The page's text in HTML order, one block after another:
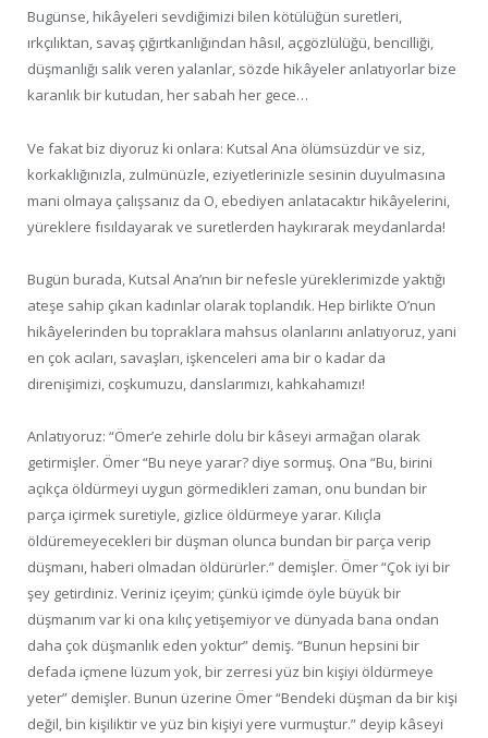
Bugünse, hikâyeleri sevdiğimizi bilen kötülüğün suretleri,
ırkçılıktan, savaş çığırtkanlığından hâsıl, açgözlülüğü, bencilliği,
düşmanlığı salık veren yalanlar, sözde hikâyeler anlatıyorlar bize
karanlık bir kutudan, her sabah her gece…
Ve fakat biz diyoruz ki onlara: Kutsal Ana ölümsüzdür ve siz,
korkaklığınızla, zulmünüzle, eziyetlerinizle sesinin duyulmasına
mani olmaya çalışsanız da O, ebediyen anlatacaktır hikâyelerini,
yüreklere fısıldayarak ve suretlerden haykırarak meydanlarda!
Bugün burada, Kutsal Ana’nın bir nefesle yüreklerimizde yaktığı
ateşe sahip çıkan kadınlar olarak toplandık. Hep birlikte O’nun
hikâyelerinden bu topraklara mahsus olanlarını anlatıyoruz, yani
en çok acıları, savaşları, işkenceleri ama bir o kadar da
direnişimizi, coşkumuzu, danslarımızı, kahkahamızı!
Anlatıyoruz: “Ömer’e zehirle dolu bir kâseyi armağan olarak
getirmişler. Ömer “Bu neye yarar? diye sormuş. Ona “Bu, birini
açıkça öldürmeyi uygun görmedikleri zaman, onu bundan bir
parça içirmek suretiyle, gizlice öldürmeye yarar. Kılıçla
öldüremeyecekleri bir düşman olunca bundan bir parça verip
düşmanı, haberi olmadan öldürürler.” demişler. Ömer “Çok iyi bir
şey getirdiniz. Veriniz içeyim; çünkü içimde öyle büyük bir
düşmanım var ki ona kılıç yetişemiyor ve dünyada bana ondan
daha çok düşmanlık eden yoktur” demiş. “Bunun hepsini bir
defada içmene lüzum yok, bir zerresi yüz bin kişiyi öldürmeye
yeter” demişler. Bunun üzerine Ömer “Bendeki düşman da bir kişi
değil, bin kişiliktir ve yüz bin kişiyi yere vurmuştur.” deyip kâseyi